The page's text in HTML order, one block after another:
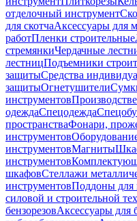
отделочный инструмент
для скотчаАксессуары для
работПленки строительные
стремянкиЧердачные
лестницПодъемники
защитыСредства
защитыОгнетушители
инструментов
одеждаСпецодежда
пространстваФонари,
инструментов
инструментовМагниты
инструментов
шкафовСтеллажи
инструментовПоддоны для
силовой и строительной
бензорезовАксессуары для